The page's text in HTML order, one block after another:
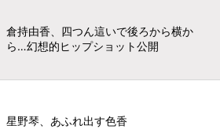
倉持由香、四つん這いで後ろから横か
ら…幻想的ヒップショット公開
星野琴、あふれ出す色香